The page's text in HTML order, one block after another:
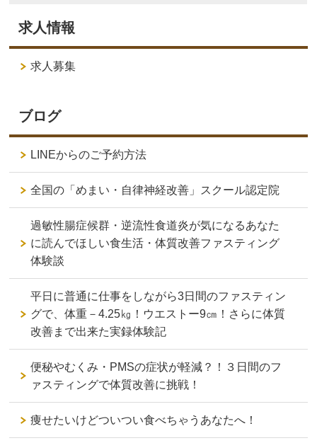
求人情報
求人募集
ブログ
LINEからのご予約方法
全国の「めまい・自律神経改善」スクール認定院
過敏性腸症候群・逆流性食道炎が気になるあなた
に読んでほしい食生活・体質改善ファスティング
体験談
平日に普通に仕事をしながら3日間のファスティン
グで、体重－4.25㎏！ウエストー9㎝！さらに体質
改善まで出来た実録体験記
便秘やむくみ・PMSの症状が軽減？！３日間のフ
ァスティングで体質改善に挑戦！
痩せたいけどついつい食べちゃうあなたへ！